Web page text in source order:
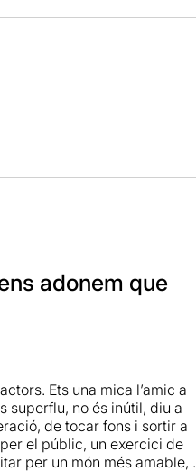
adonem que
Ets una mica l’amic a
superflu, no és inútil, diu a
de tocar fons i sortir a
el públic, un exercici de
per un món més amable, i